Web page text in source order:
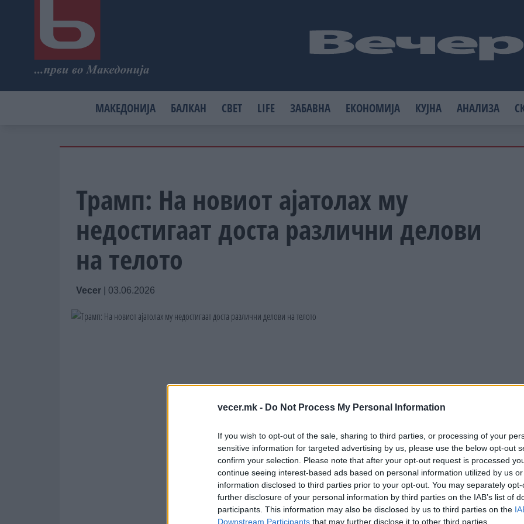
vecer.mk - Do Not Process My Personal Information
If you wish to opt-out of the sale, sharing to third parties, or processing of your
sensitive information for targeted advertising by us, please use the below opt-out
confirm your selection. Please note that after your opt-out request is processed
continue seeing interest-based ads based on personal information utilized by us
information disclosed to third parties prior to your opt-out. You may separately
further disclosure of your personal information by third parties on the IAB’s list of
participants. This information may also be disclosed by us to third parties on the
Downstream Participants that may further disclose it to other third parties.
МАКЕДОНИЈА БАЛКАН СВЕТ LIFE ЗАБАВНА ЕКОНОМИЈА КУЈНА АНАЛИЗА
Трамп: На новиот ајатолах му
недостигаат доста различни делови
на телото
Vecer 03.06.2026